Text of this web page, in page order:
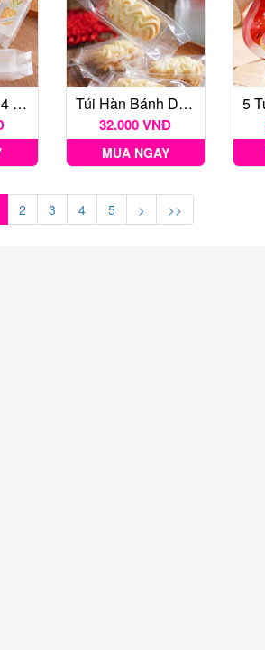
Túi Bánh Dứa 4 Mẫu Nền Trong ~100c Túi Hàn Bánh Dứa Trong 4.7*13.5*2.5cm ~100c
32.000 VNĐ
MUA NGAY
2 3 4 5 > >>